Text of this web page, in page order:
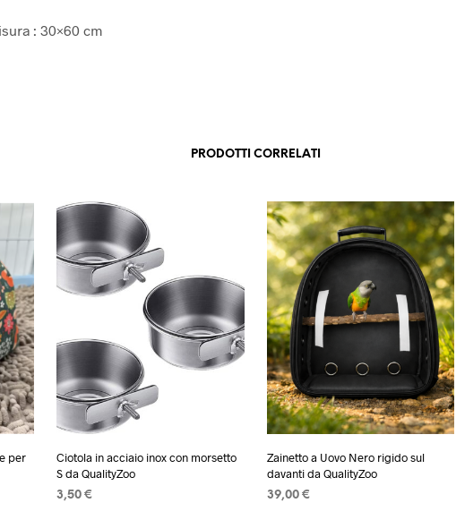
: 30×60 cm
PRODOTTI CORRELATI
per
Ciotola in acciaio inox con morsetto
S da QualityZoo
3,50 €
Zainetto a Uovo Nero rigido sul
davanti da QualityZoo
39,00 €